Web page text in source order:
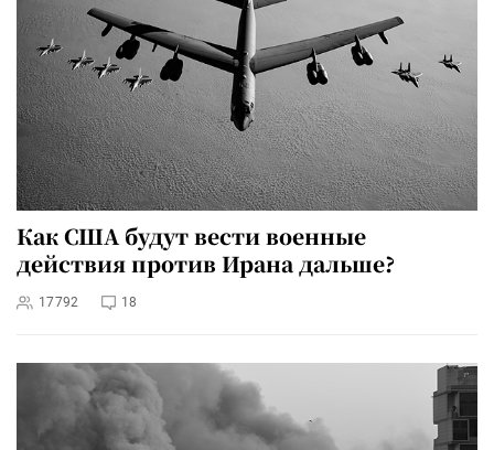
Как США будут вести военные
действия против Ирана дальше?
17792 18